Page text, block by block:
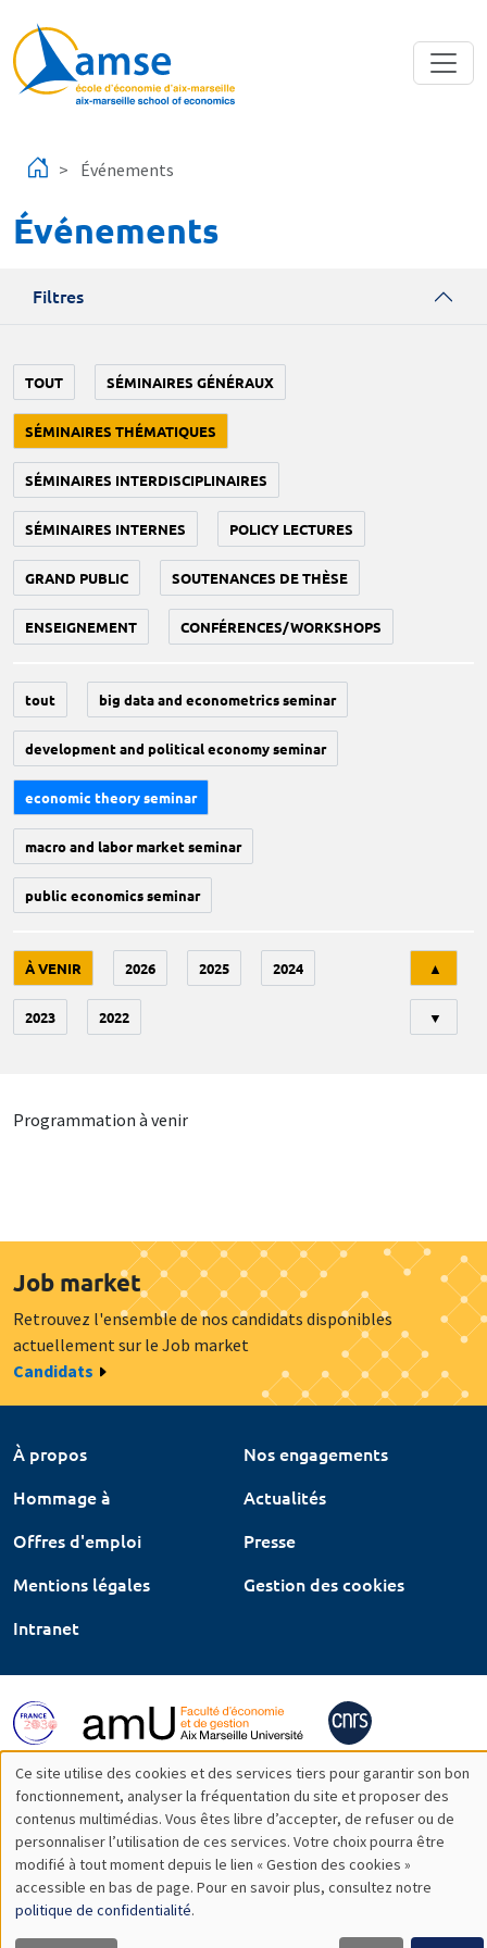
Événements
Événements
Filtres
TOUT SÉMINAIRES GÉNÉRAUX
SÉMINAIRES THÉMATIQUES
SÉMINAIRES INTERDISCIPLINAIRES
SÉMINAIRES INTERNES POLICY LECTURES
GRAND PUBLIC SOUTENANCES DE THÈSE
ENSEIGNEMENT CONFÉRENCES/WORKSHOPS
tout big data and econometrics seminar
development and political economy seminar
economic theory seminar
macro and labor market seminar
public economics seminar
À VENIR 2026 2025 2024
2023 2022
▲
▼
Programmation à venir
Job market
Retrouvez l'ensemble de nos candidats disponibles
actuellement sur le Job market
Candidats
À propos
Nos engagements
Hommage à
Actualités
Offres d'emploi
Presse
Mentions légales
Gestion des cookies
Intranet
Utilisation
des
données
personnelles
Ce site utilise des cookies et des services tiers pour garantir son bon
fonctionnement, analyser la fréquentation du site et proposer des
contenus multimédias. Vous êtes libre d’accepter, de refuser ou de
personnaliser l’utilisation de ces services. Votre choix pourra être
modifié à tout moment depuis le lien « Gestion des cookies »
accessible en bas de page. Pour en savoir plus, consultez notre
politique de confidentialité.